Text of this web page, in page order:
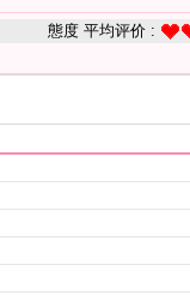
態度 平均评价 :